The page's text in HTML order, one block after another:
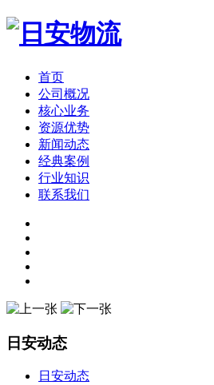
首页
公司概况
核心业务
资源优势
新闻动态
经典案例
行业知识
联系我们
日安动态
日安动态